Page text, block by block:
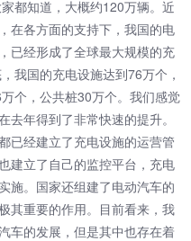
都知道，大概约120万辆。近
在各方面的支持下，我国的电
已经形成了全球最大规模的充
我国的充电设施达到76万个，
个，公共桩30万个。我们感觉
年得到了非常快速的提升。
经建立了充电设施的运营管
建立了自己的监控平台，充电
施。国家还组建了电动汽车的
其重要的作用。目前看来，我
车的发展，但是其中也存在着